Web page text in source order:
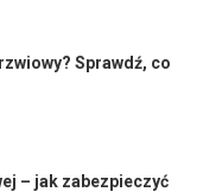
Sprawdź, co
– jak zabezpieczyć